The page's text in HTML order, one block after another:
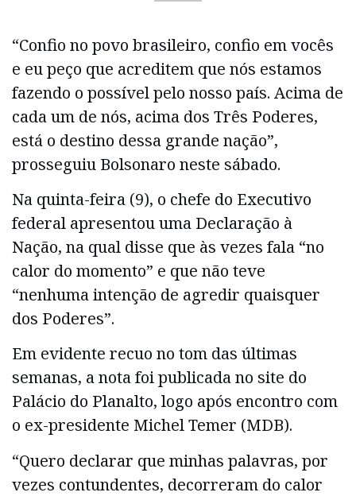
“Confio no povo brasileiro, confio em vocês
e eu peço que acreditem que nós estamos
fazendo o possível pelo nosso país. Acima de
cada um de nós, acima dos Três Poderes,
está o destino dessa grande nação”,
prosseguiu Bolsonaro neste sábado.
Na quinta-feira (9), o chefe do Executivo
federal apresentou uma Declaração à
Nação, na qual disse que às vezes fala “no
calor do momento” e que não teve
“nenhuma intenção de agredir quaisquer
dos Poderes”.
Em evidente recuo no tom das últimas
semanas, a nota foi publicada no site do
Palácio do Planalto, logo após encontro com
o ex-presidente Michel Temer (MDB).
“Quero declarar que minhas palavras, por
vezes contundentes, decorreram do calor